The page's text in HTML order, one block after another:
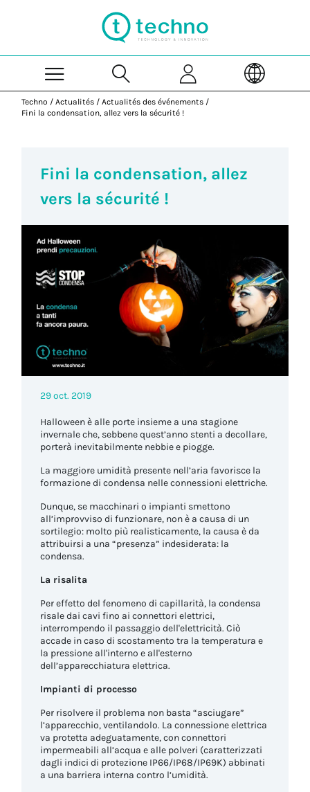
Techno / Actualités / Actualités des événements /
Fini la condensation, allez vers la sécurité !
Fini la condensation, allez
vers la sécurité !
29 oct. 2019
Halloween è alle porte insieme a una stagione
invernale che, sebbene quest’anno stenti a decollare,
porterà inevitabilmente nebbie e piogge.
La maggiore umidità presente nell’aria favorisce la
formazione di condensa nelle connessioni elettriche.
Dunque, se macchinari o impianti smettono
all’improvviso di funzionare, non è a causa di un
sortilegio: molto più realisticamente, la causa è da
attribuirsi a una “presenza” indesiderata: la
condensa.
La risalita
Per effetto del fenomeno di capillarità, la condensa
risale dai cavi fino ai connettori elettrici,
interrompendo il passaggio dell'elettricità. Ciò
accade in caso di scostamento tra la temperatura e
la pressione all'interno e all'esterno
dell’apparecchiatura elettrica.
Impianti di processo
Per risolvere il problema non basta “asciugare”
l’apparecchio, ventilandolo. La connessione elettrica
va protetta adeguatamente, con connettori
impermeabili all’acqua e alle polveri (caratterizzati
dagli indici di protezione IP66/IP68/IP69K) abbinati
a una barriera interna contro l’umidità.